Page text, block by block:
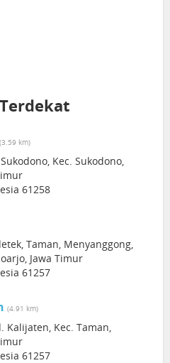
(3.59 km)
Kec. Sukodono,
61258
Taman, Menyanggong,
Jawa Timur
61257
(4.91 km)
Kalijaten, Kec. Taman,
61257